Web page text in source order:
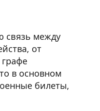
связь между
от
в основном
билеты,